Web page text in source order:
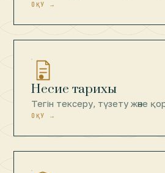
ОҚУ →
Несие тарихы
Тегін тексеру, түзету және
ОҚУ →